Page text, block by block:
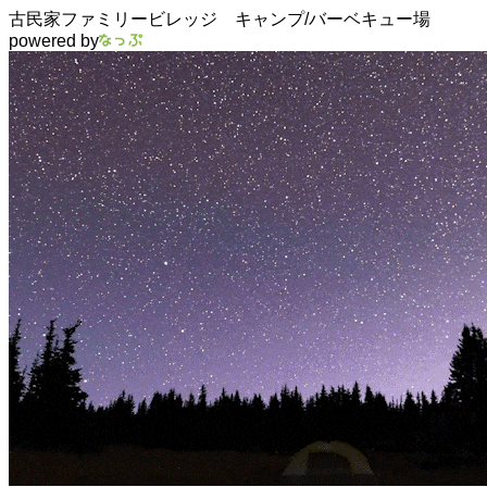
古民家ファミリービレッジ キャンプ/バーベキュー場
powered by